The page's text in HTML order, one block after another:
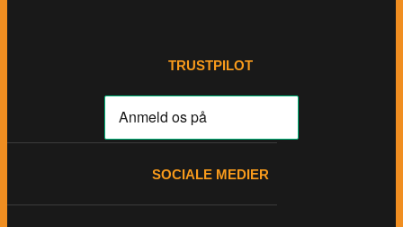
TRUSTPILOT
SOCIALE MEDIER